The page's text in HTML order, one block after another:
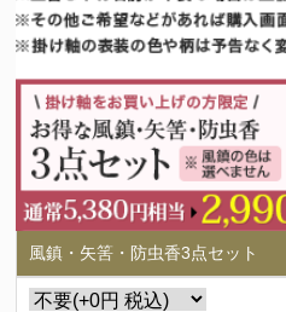
風鎮・矢筈・防虫香3点セット